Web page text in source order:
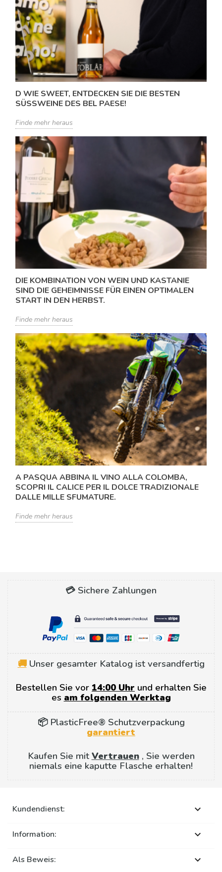
D WIE SWEET, ENTDECKEN SIE DIE BESTEN
SÜSSWEINE DES BEL PAESE!
Finde mehr heraus
DIE KOMBINATION VON WEIN UND KASTANIE
SIND DIE GEHEIMNISSE FÜR EINEN OPTIMALEN
START IN DEN HERBST.
Finde mehr heraus
A PASQUA ABBINA IL VINO ALLA COLOMBA,
SCOPRI IL CALICE PER IL DOLCE TRADIZIONALE
DALLE MILLE SFUMATURE.
Finde mehr heraus
💳 Sichere Zahlungen
🚚Unser gesamter Katalog ist versandfertig
Bestellen Sie vor 14:00 Uhr und erhalten Sie
es am folgenden Werktag
📦 PlasticFree® Schutzverpackung
garantiert
Kaufen Sie mit Vertrauen, Sie werden
niemals eine kaputte Flasche erhalten!
Kundendienst: 
Information: 
Als Beweis: 